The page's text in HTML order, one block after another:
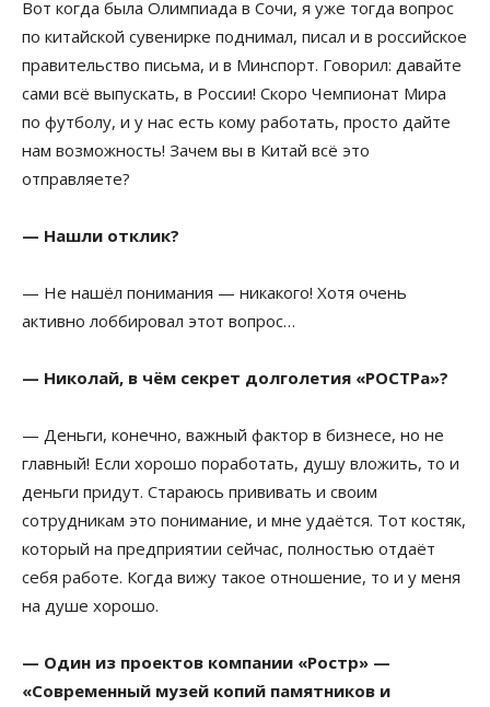
Вот когда была Олимпиада в Сочи, я уже тогда вопрос
по китайской сувенирке поднимал, писал и в российское
правительство письма, и в Минспорт. Говорил: давайте
сами всё выпускать, в России! Скоро Чемпионат Мира
по футболу, и у нас есть кому работать, просто дайте
нам возможность! Зачем вы в Китай всё это
отправляете?
— Нашли отклик?
— Не нашёл понимания — никакого! Хотя очень
активно лоббировал этот вопрос…
— Николай, в чём секрет долголетия «РОСТРа»?
— Деньги, конечно, важный фактор в бизнесе, но не
главный! Если хорошо поработать, душу вложить, то и
деньги придут. Стараюсь прививать и своим
сотрудникам это понимание, и мне удаётся. Тот костяк,
который на предприятии сейчас, полностью отдаёт
себя работе. Когда вижу такое отношение, то и у меня
на душе хорошо.
— Один из проектов компании «Ростр» —
«Современный музей копий памятников и